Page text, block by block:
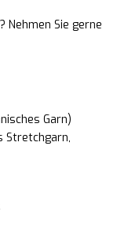
Sie gerne
Garn)
Stretchgarn,